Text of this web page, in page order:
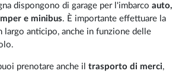
dispongono di garage per l'imbarcoauto,
e minibus. È importante effettuare la
largo anticipo, anche in funzione delle
prenotare anche iltrasporto di merci,